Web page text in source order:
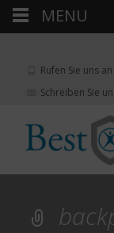
Rufen Sie uns
Schreiben Sie
MENU